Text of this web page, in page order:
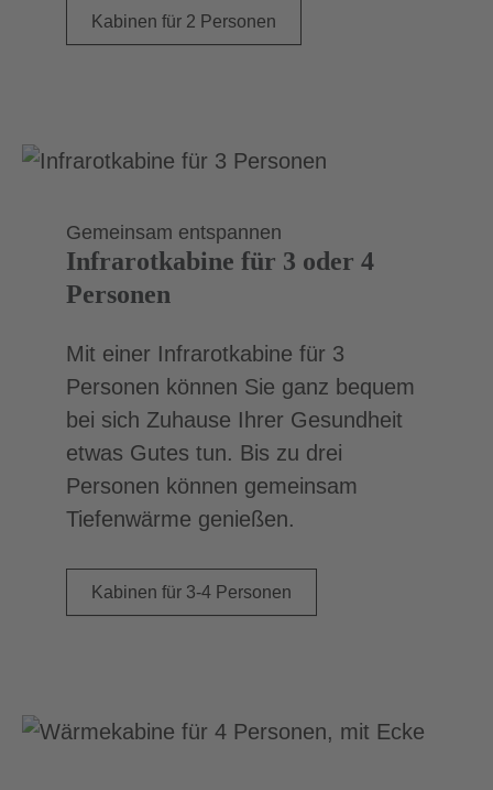
Kabinen für 2 Personen
Gemeinsam entspannen
Infrarotkabine für 3 oder 4
Personen
Mit einer Infrarotkabine für 3
Personen können Sie ganz bequem
bei sich Zuhause Ihrer Gesundheit
etwas Gutes tun. Bis zu drei
Personen können gemeinsam
Tiefenwärme genießen.
Kabinen für 3-4 Personen